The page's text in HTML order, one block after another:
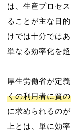
は、生産プロセ
ることが主な目
けでは十分では
単なる効率化を
厚生労働省が定
くの利用者に質
に求められるの
上とは、単に効